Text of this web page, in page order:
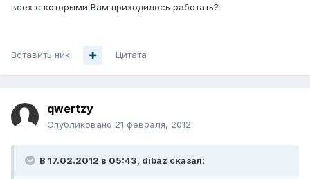
всех с которыми Вам приходилось работать?
Вставить ник Цитата
qwertzy
Опубликовано 21 февраля, 2012
В 17.02.2012 в 05:43, dibaz сказал: